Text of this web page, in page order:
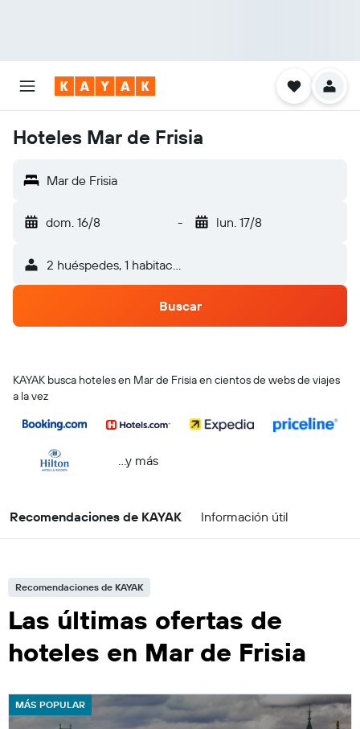
Hoteles Mar de Frisia
Mar de Frisia
dom. 16/8 - lun. 17/8
2 huéspedes, 1 habitación
Buscar
KAYAK busca hoteles en Mar de Frisia en cientos de webs de viajes
a la vez
...y más
Recomendaciones de KAYAK Información útil
Recomendaciones de KAYAK
Las últimas ofertas de
hoteles en Mar de Frisia
MÁS POPULAR